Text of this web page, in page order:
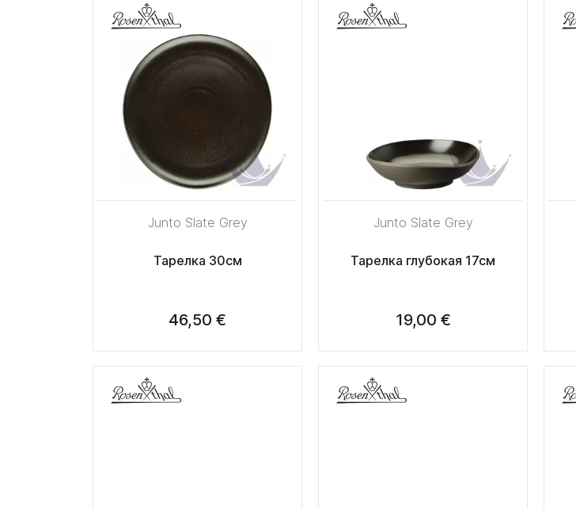
Junto Slate Grey
Тарелка 30см
46,50 €
Junto Slate Grey
Тарелка глубокая 17см
19,00 €